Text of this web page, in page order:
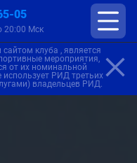
05
20:00 Мск
клуба , является
мероприятия,
от их номинальной
использует РИД третьих
владельцев РИД.